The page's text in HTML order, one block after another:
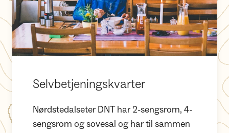
Selvbetjeningskvarter
Nørdstedalseter DNT har 2-sengsrom, 4-
sengsrom og sovesal og har til sammen